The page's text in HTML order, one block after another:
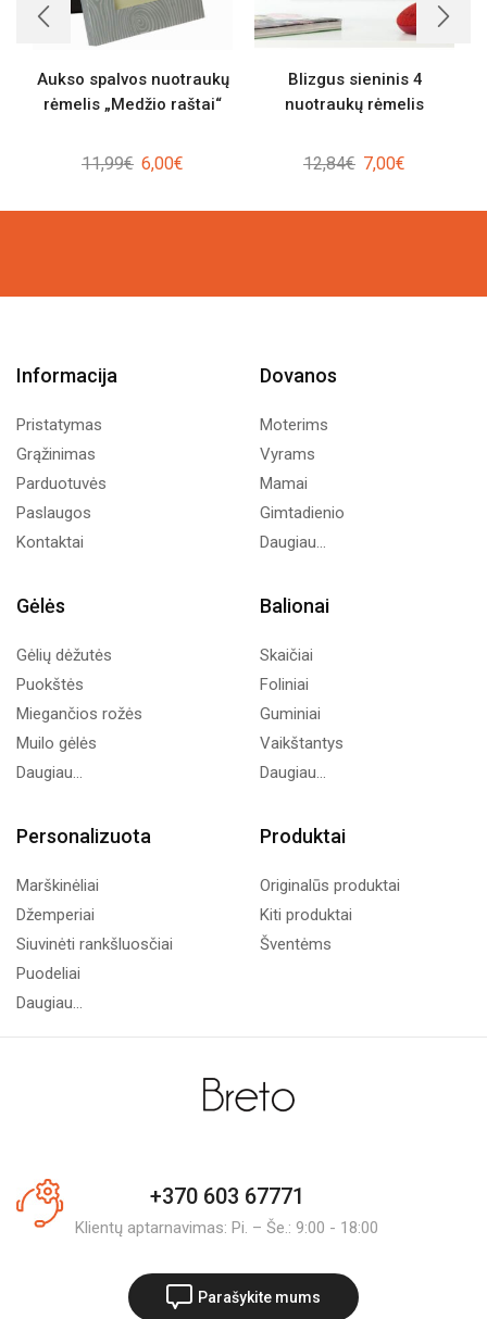
Aukso spalvos nuotraukų
rėmelis „Medžio raštai“
11,99€ Original
was:
6,00€
is:
Blizgus sieninis 4
nuotraukų rėmelis
12,84€ Original
was:
7,00€
is:
Informacija
Pristatymas
Grąžinimas
Parduotuvės
Paslaugos
Kontaktai
Dovanos
Moterims
Vyrams
Mamai
Gimtadienio
Daugiau...
Gėlės
Gėlių dėžutės
Puokštės
Miegančios rožės
Muilo gėlės
Daugiau...
Balionai
Skaičiai
Foliniai
Guminiai
Vaikštantys
Daugiau...
Personalizuota
Marškinėliai
Džemperiai
Siuvinėti rankšluosčiai
Puodeliai
Daugiau...
Produktai
Originalūs produktai
Kiti produktai
Šventėms
+370 603 67771
Klientų aptarnavimas: Pi. – Še.: 9:00 - 18:00
Parašykite mums